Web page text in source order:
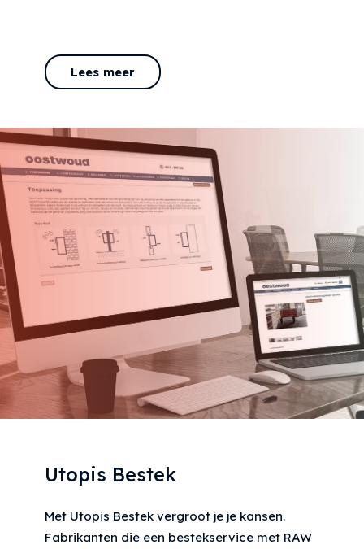
Lees meer
Utopis Bestek
Met Utopis Bestek vergroot je je kansen.
Fabrikanten die een bestekservice met RAW